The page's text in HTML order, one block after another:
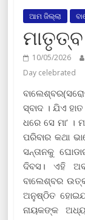
ଆମ ଜିଲ୍ଲା
10/05/2026
Day celebrated
ସ୍ବାଦ । ଯିଏ
ଧରେ ସେ ମା’ ।
ପରିବାର କଥା
ସନ୍ତାନକୁ
ଦିବସ। ଏହି
ବାଲେଶ୍ବର
ଅନୁଷ୍ଠିତ
ନାୟକଙ୍କ